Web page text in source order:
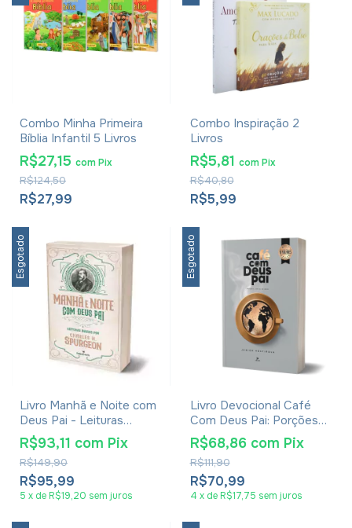
Combo Minha Primeira
Bíblia Infantil 5 Livros
R$27,99
R$124,50
R$27,15 comPix
Combo Inspiração 2
Livros
R$5,99
R$40,80
R$5,81 com Pix
Esgotado
Livro Manhã e Noite com
Deus Pai - Leituras
Diárias por Charles H.
Spurgeon
R$95,99
R$149,90
R$93,11 com Pix
5 x de R$19,20 sem juros
Esgotado
Livro Devocional Café
Com Deus Pai: Porções
Diárias De Amor - Junior
Rostirola
R$70,99
R$111,90
R$68,86 com Pix
4 x de R$17,75 sem juros